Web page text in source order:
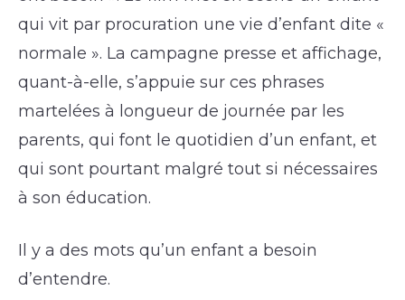
qui vit par procuration une vie d’enfant dite «
normale ». La campagne presse et affichage,
quant-à-elle, s’appuie sur ces phrases
martelées à longueur de journée par les
parents, qui font le quotidien d’un enfant, et
qui sont pourtant malgré tout si nécessaires
à son éducation.
Il y a des mots qu’un enfant a besoin
d’entendre.